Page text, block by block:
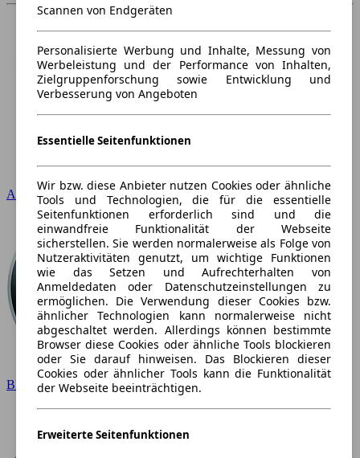
Audi
BMW
Scannen von Endgeräten
Personalisierte Werbung und Inhalte, Messung von
Werbeleistung und der Performance von Inhalten,
Zielgruppenforschung sowie Entwicklung und
Verbesserung von Angeboten
Essentielle Seitenfunktionen
Wir bzw. diese Anbieter nutzen Cookies oder ähnliche
Tools und Technologien, die für die essentielle
Seitenfunktionen erforderlich sind und die
einwandfreie Funktionalität der Webseite
sicherstellen. Sie werden normalerweise als Folge von
Nutzeraktivitäten genutzt, um wichtige Funktionen
wie das Setzen und Aufrechterhalten von
Anmeldedaten oder Datenschutzeinstellungen zu
ermöglichen. Die Verwendung dieser Cookies bzw.
ähnlicher Technologien kann normalerweise nicht
abgeschaltet werden. Allerdings können bestimmte
Browser diese Cookies oder ähnliche Tools blockieren
oder Sie darauf hinweisen. Das Blockieren dieser
Cookies oder ähnlicher Tools kann die Funktionalität
der Webseite beeinträchtigen.
Erweiterte Seitenfunktionen